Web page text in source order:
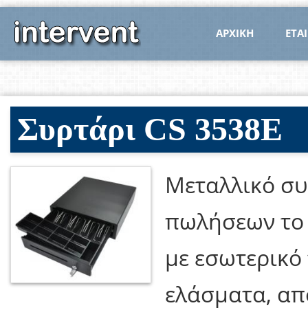
Συρτάρι CS 3538E
Μεταλλικό
πωλήσεων το
με
ελάσματα,
ΑΡΧΙΚΗ